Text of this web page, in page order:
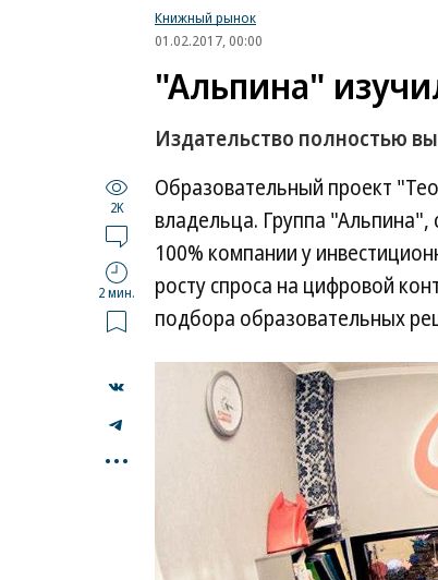
Книжный рынок
01.02.2017, 00:00
"Альпина"
Издательство полностью
2K
2 мин.
...
Образовательный проект
владельца. Группа
100% компании у
росту спроса на цифровой
подбора образовательных